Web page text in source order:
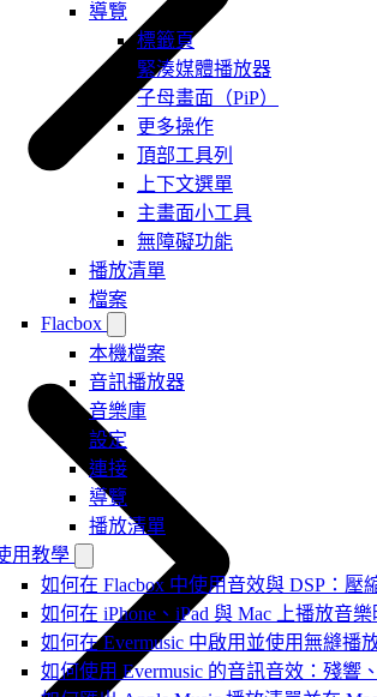
導覽
標籤頁
緊湊媒體播放器
子母畫面（PiP）
更多操作
頂部工具列
上下文選單
主畫面小工具
無障礙功能
播放清單
檔案
Flacbox
本機檔案
音訊播放器
音樂庫
設定
連接
導覽
播放清單
用教學
如何在 Flacbox 中使用音效與 DSP：壓
如何在 iPhone、iPad 與 Mac 上播放音
如何在 Evermusic 中啟用並使用無縫播
如何使用 Evermusic 的音訊音效：殘